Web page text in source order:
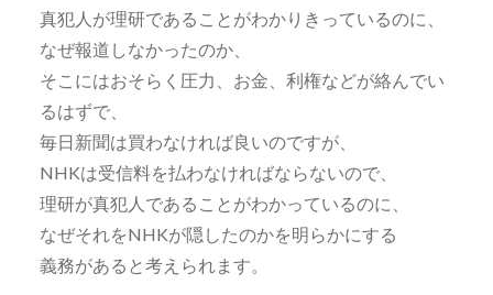
真犯人が理研であることがわかりきっているのに、
なぜ報道しなかったのか、
そこにはおそらく圧力、お金、利権などが絡んでい
るはずで、
毎日新聞は買わなければ良いのですが、
NHKは受信料を払わなければならないので、
理研が真犯人であることがわかっているのに、
なぜそれをNHKが隠したのかを明らかにする
義務があると考えられます。